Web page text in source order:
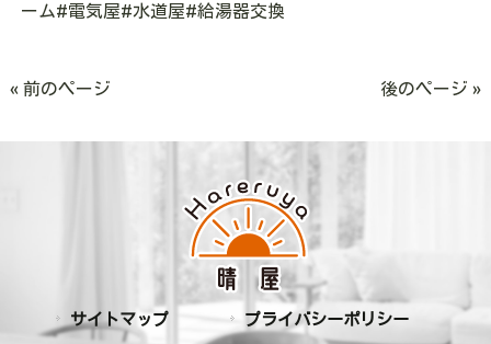
ーム#電気屋#水道屋#給湯器交換
« 前のページ 後のページ »
サイトマップ プライバシーポリシー